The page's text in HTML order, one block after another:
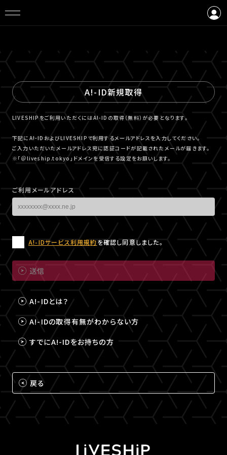
A!-ID新規取得
LIVESHIPをご利用いただくにはA!-IDの取得（無料）が必要となります。
下記にA!-IDおよびLIVESHIPで利用するメールアドレスを入力してください。
ご入力いただいたメールアドレス宛に認証コードが記載されたメールが届きます。
※「＠liveship.tokyo」ドメインを受信する設定をお願いします。
ご利用メールアドレス
A!-IDサービス利用規約を確認し同意しました。
送信
A!-IDとは？
A!-IDの取得有無がわからない方
すでにA!-IDをお持ちの方
戻る